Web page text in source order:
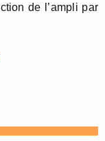
de l’ampli par